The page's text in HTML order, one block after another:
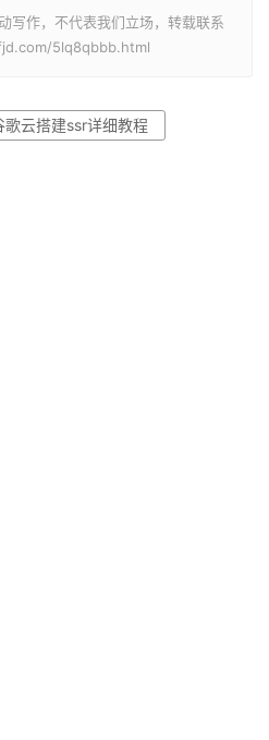
写作，不代表我们立场，转载联系
5lq8qbbb.html
歌云搭建ssr详细教程